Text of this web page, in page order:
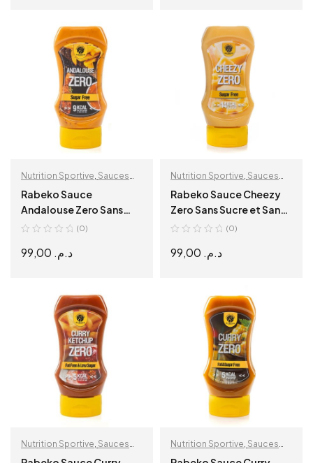
READ MORE SELECT OPTIONS
Nutrition Sportive, Sauces
diététiques
Rabeko Sauce
Andalouse Zero Sans
Sucre et Sans Calories
(0)
د.م.
ADD TO CART
Nutrition Sportive, Sauces
diététiques
Rabeko Sauce Cheezy
Zero Sans Sucre et Sans
Calories 425 ml
(0)
د.م.
ADD TO CART
Nutrition Sportive Sauces
diététiques
Nutrition Sportive Sauces
diététiques